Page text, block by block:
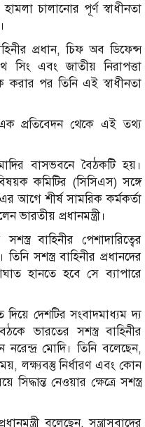
চালানোর পূর্ণ স্বাধীনতা
প্রধান, চিফ অব ডিফেন্স
সিং এবং জাতীয় নিরাপত্তা
করার পর তিনি এই স্বাধীনতা
এক প্রতিবেদন থেকে এই তথ্য
বাসভবনে বৈঠকটি হয়।
কমিটির (সিসিএস) সঙ্গে
আগে শীর্ষ সামরিক কর্মকর্তা
ভারতীয় প্রধানমন্ত্রী।
বাহিনীর পেশাদারিত্বের
সশস্ত্র বাহিনীর প্রধানদের
হানতে হবে সে ব্যাপারে
দেশটির সংবাদমাধ্যম দ্য
ভারতের সশস্ত্র বাহিনীর
মোদি। তিনি বলেছেন,
লক্ষ্যবস্তু নির্ধারণ এবং কোন
নেওয়ার ক্ষেত্রে সশস্ত্র
বলেছেন, সন্ত্রাসবাদের